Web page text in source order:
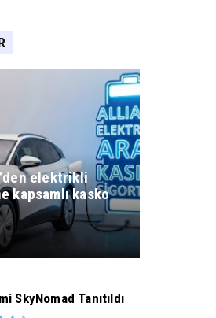
elektrikli
kapsamlı kasko
SkyNomad Tanıtıldı